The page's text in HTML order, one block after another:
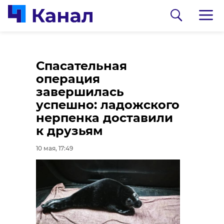
Спасательная
операция
завершилась
успешно: ладожского
нерпенка доставили
к друзьям
10 мая, 17:49
Топор, травмат и
БМВ: в бухте
Большая Пихтовая в
результате
конфликта
пострадала машина
10 мая, 15:12
Погода в Ленобласти
11 мая: облачно,
местами дождь
10 мая, 14:13